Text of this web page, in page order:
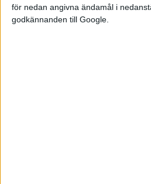
för nedan angivna ändamål i
godkännanden till Google.